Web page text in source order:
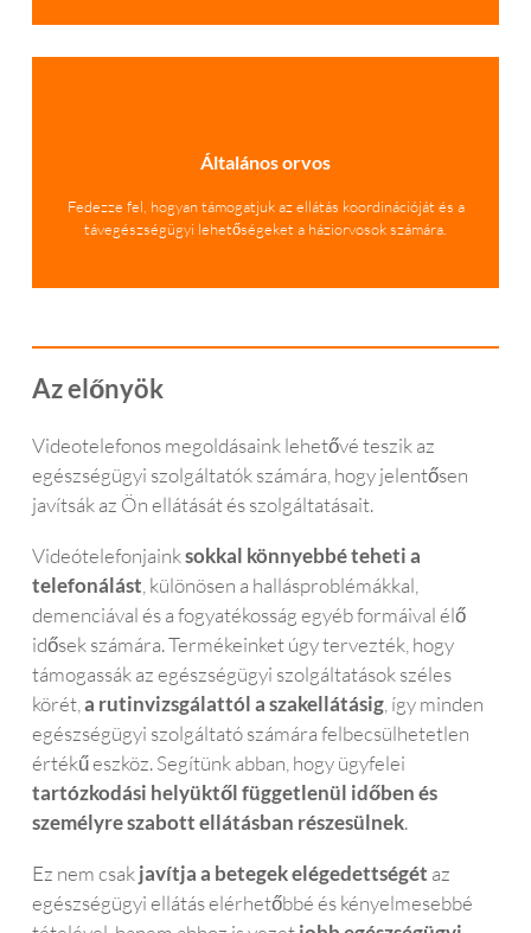
Általános orvos
Fedezze fel, hogyan támogatjuk az ellátás koordinációját és a
távegészségügyi lehetőségeket a háziorvosok számára.
Az előnyök
Videotelefonos megoldásaink lehetővé teszik az
egészségügyi szolgáltatók számára, hogy jelentősen
javítsák az Ön ellátását és szolgáltatásait.
Videótelefonjainksokkal könnyebbé teheti a
telefonálást , különösen a hallásproblémákkal,
demenciával és a fogyatékosság egyéb formáival élő
idősek számára. Termékeinket úgy tervezték, hogy
támogassák az egészségügyi szolgáltatások széles
körét, a rutinvizsgálattól a szakellátásig , így minden
egészségügyi szolgáltató számára felbecsülhetetlen
értékű eszköz. Segítünk abban, hogy ügyfelei
tartózkodási helyüktől függetlenül időben és
személyre szabott ellátásban részesülnek.
Ez nem csakjavítja a betegek elégedettségét az
egészségügyi ellátás elérhetőbbé és kényelmesebbé